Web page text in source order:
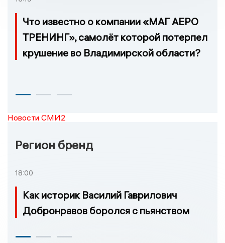
Что известно о компании «МАГ АЕРО
ТРЕНИНГ», самолёт которой потерпел
крушение во Владимирской области?
Новости СМИ2
Регион бренд
18:00
Как историк Василий Гаврилович
Добронравов боролся с пьянством